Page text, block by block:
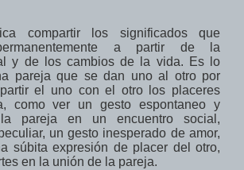
compartir los significados
que
a partir de
la
y de los cambios de la vida. Es lo
pareja que se dan uno al otro por
el uno con el otro
los placeres
como ver un gesto espontaneo y
pareja en un encuentro social,
un gesto inesperado de amor,
súbita expresión de placer del otro,
en la unión de la pareja.